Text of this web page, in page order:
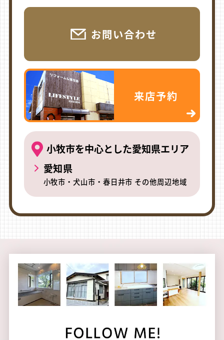
お問い合わせ
来店予約
小牧市を中心とした愛知県エリア
愛知県
小牧市・犬山市・春日井市 その他周辺地域